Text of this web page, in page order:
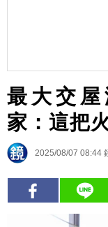
最大交
家：這把
2025/08/07 08:44